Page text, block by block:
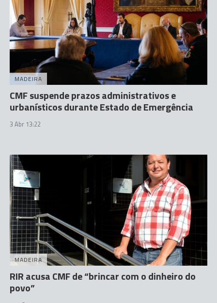
MADEIRA
CMF suspende prazos administrativos e
urbanísticos durante Estado de Emergência
3 Abr 13:22
MADEIRA
RIR acusa CMF de “brincar com o dinheiro do
povo”